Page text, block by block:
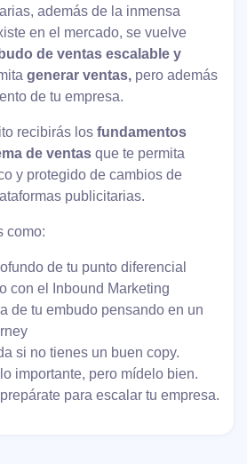
además de la inmensa
en el mercado, se vuelve
de ventas escalable y
generar ventas, pero además
de tu empresa.
recibirás los fundamentos
de ventas que te permita
y protegido de cambios de
publicitarias.
como:
de tu punto diferencial
con el ​​​​Inbound Marketing
de tu embudo pensando en un
si no tienes un buen copy.
importante, pero mídelo bien.
para escalar tu empresa.